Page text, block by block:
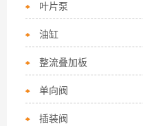
叶片泵
油缸
整流叠加板
单向阀
插装阀